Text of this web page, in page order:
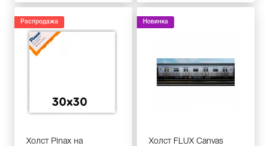
Распродажа
Холст Pinax на
Новинка
Холст FLUX Canvas